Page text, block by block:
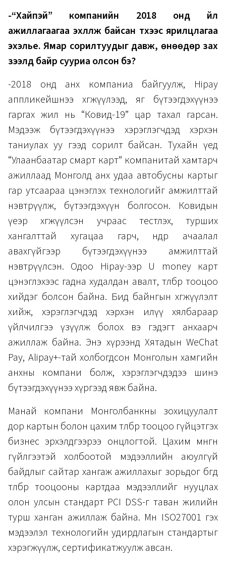
-“Хайпэй” компанийн 2018 онд үйл
ажиллагаагаа эхлүүлж байсан түүхээс ярилцлагаа
эхэлье. Ямар сорилтуудыг давж, өнөөдөр зах
зээлд байр сууриа олсон бэ?
-2018 онд анх компаниа байгуулж, Hipay
аппликейшнээ хөгжүүлээд, яг бүтээгдэхүүнээ
гаргах жил нь “Ковид-19” цар тахал гарсан.
Мэдээж бүтээгдэхүүнээ хэрэглэгчдэд хэрхэн
таниулах уу гээд сорилт байсан. Тухайн үед
“Улаанбаатар смарт карт” компанитай хамтарч
ажиллаад Монголд анх удаа автобусны картыг
гар утсаараа цэнэглэх технологийг амжилттай
нэвтрүүлж, бүтээгдэхүүн болгосон. Ковидын
үеэр хөгжүүлсэн учраас тестлэх, турших
хангалттай хугацаа гарч, өндөр ачаалал
авахгүйгээр бүтээгдэхүүнээ амжилттай
нэвтрүүлсэн. Одоо Hipay-ээр U money карт
цэнэглэхээс гадна худалдан авалт, төлбөр тооцоо
хийдэг болсон байна. Бид байнгын хөгжүүлэлт
хийж, хэрэглэгчдэд хэрхэн илүү хялбараар
үйлчилгээ үзүүлж болох вэ гэдэгт анхаарч
ажиллаж байна. Энэ хүрээнд Хятадын WeChat
Pay, Alipay+-тай холбогдсон Монголын хамгийн
анхны компани болж, хэрэглэгчдэдээ шинэ
бүтээгдэхүүнээ хүргээд явж байна.
Манай компани Монголбанкны зохицуулалт
дор картын болон цахим төлбөр тооцоо гүйцэтгэх
бизнес эрхэлдгээрээ онцлогтой. Цахим мөнгөн
гүйлгээтэй холбоотой мэдээллийн аюулгүй
байдлыг сайтар хангаж ажиллахыг зорьдог бөгөөд
төлбөр тооцооны картдаа мэдээллийг нууцлах
олон улсын стандарт PCI DSS-г таван жилийн
турш ханган ажиллаж байна. Мөн ISO27001 гэх
мэдээлэл технологийн удирдлагын стандартыг
хэрэгжүүлж, сертификатжуулж авсан.